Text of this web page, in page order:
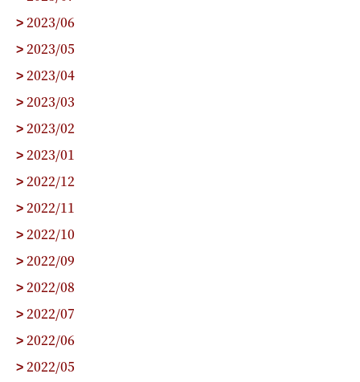
> 2023/06
> 2023/05
> 2023/04
> 2023/03
> 2023/02
> 2023/01
> 2022/12
> 2022/11
> 2022/10
> 2022/09
> 2022/08
> 2022/07
> 2022/06
> 2022/05